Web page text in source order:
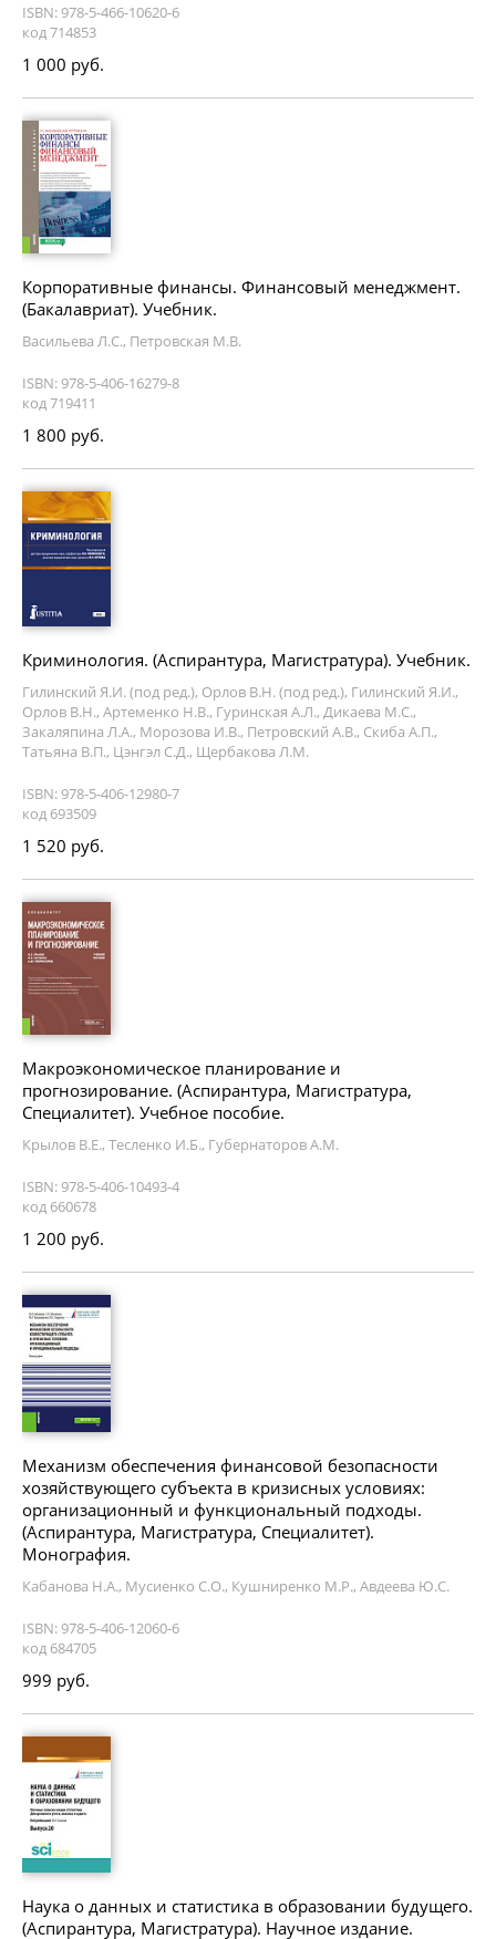
ISBN: 978-5-466-10620-6
код 714853
1 000 руб.
Корпоративные финансы. Финансовый менеджмент.
(Бакалавриат). Учебник.
Васильева Л.С., Петровская М.В.
ISBN: 978-5-406-16279-8
код 719411
1 800 руб.
Криминология. (Аспирантура, Магистратура). Учебник.
Гилинский Я.И. (под ред.), Орлов В.Н. (под ред.), Гилинский Я.И.,
Орлов В.Н., Артеменко Н.В., Гуринская А.Л., Дикаева М.С.,
Закаляпина Л.А., Морозова И.В., Петровский А.В., Скиба А.П.,
Татьяна В.П., Цэнгэл С.Д., Щербакова Л.М.
ISBN: 978-5-406-12980-7
код 693509
1 520 руб.
Макроэкономическое планирование и
прогнозирование. (Аспирантура, Магистратура,
Специалитет). Учебное пособие.
Крылов В.Е., Тесленко И.Б., Губернаторов А.М.
ISBN: 978-5-406-10493-4
код 660678
1 200 руб.
Механизм обеспечения финансовой безопасности
хозяйствующего субъекта в кризисных условиях:
организационный и функциональный подходы.
(Аспирантура, Магистратура, Специалитет).
Монография.
Кабанова Н.А., Мусиенко С.О., Кушниренко М.Р., Авдеева Ю.С.
ISBN: 978-5-406-12060-6
код 684705
999 руб.
Наука о данных и статистика в образовании будущего.
(Аспирантура, Магистратура). Научное издание.